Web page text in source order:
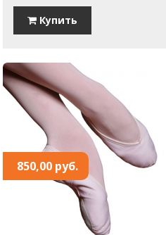
Купить
850,00 руб.